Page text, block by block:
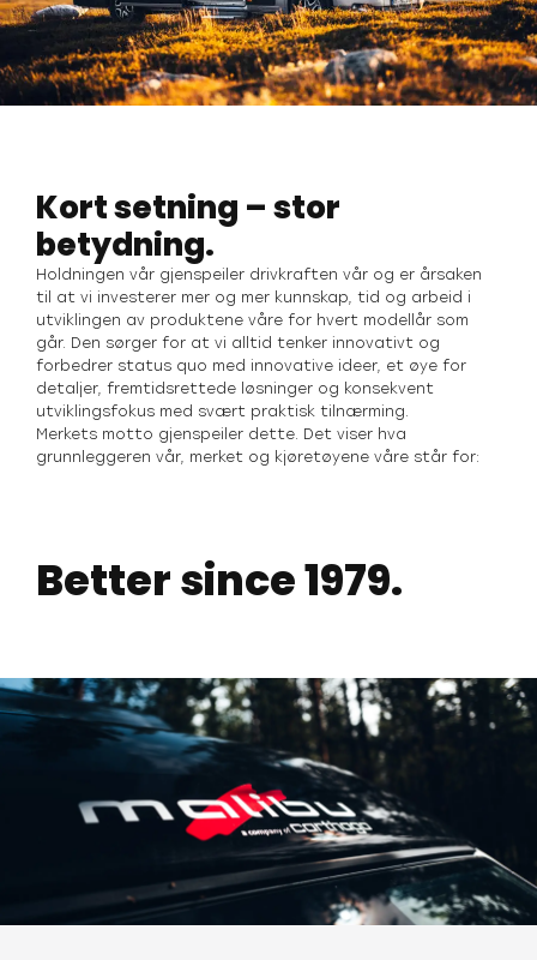
Kort setning – stor
betydning.
Holdningen vår gjenspeiler drivkraften vår og er årsaken
til at vi investerer mer og mer kunnskap, tid og arbeid i
utviklingen av produktene våre for hvert modellår som
går. Den sørger for at vi alltid tenker innovativt og
forbedrer status quo med innovative ideer, et øye for
detaljer, fremtidsrettede løsninger og konsekvent
utviklingsfokus med svært praktisk tilnærming.
Merkets motto gjenspeiler dette. Det viser hva
grunnleggeren vår, merket og kjøretøyene våre står for:
Better since 1979.